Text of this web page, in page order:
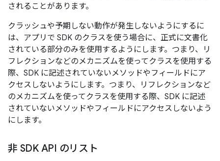
されることがあります。
クラッシュや予期しない動作が発生しないようにするに
は、アプリで SDK のクラスを使う場合に、正式に文書化
されている部分のみを使用するようにします。つまり、リ
フレクションなどのメカニズムを使ってクラスを使用する
際、SDK に記述されていないメソッドやフィールドにア
クセスしないようにします。つまり、リフレクションなど
のメカニズムを使ってクラスを使用する際、SDK に記述
されていないメソッドやフィールドにアクセスしないよう
にします。
非 SDK API のリスト